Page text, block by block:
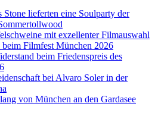
Stone lieferten eine Soulparty der
mit exzellenter Filmauswahl
Filmfest München 2026
beim Friedenspreis des
bei Alvaro Soler in der
von München an den Gardasee